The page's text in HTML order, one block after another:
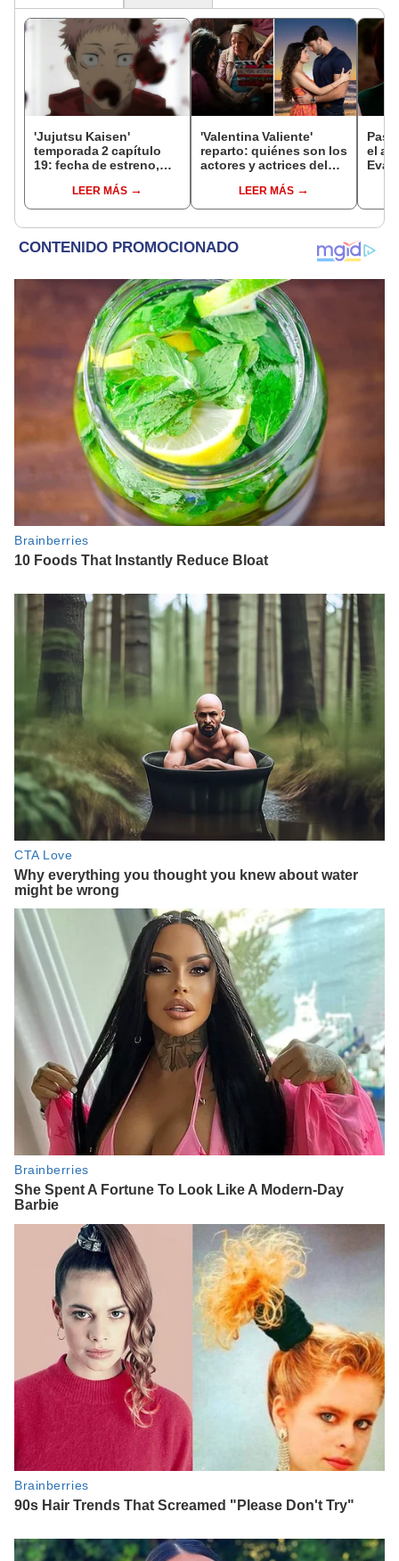
'Jujutsu Kaisen'
temporada 2 capítulo
19: fecha de estreno,
anime ONLINE
LEER MÁS
'Valentina Valiente'
reparto: quiénes son los
actores y actrices del
nueva novela de Latina
LEER MÁS
el
Eva